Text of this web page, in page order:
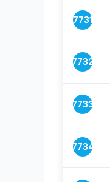
7731
7732
7733
7734